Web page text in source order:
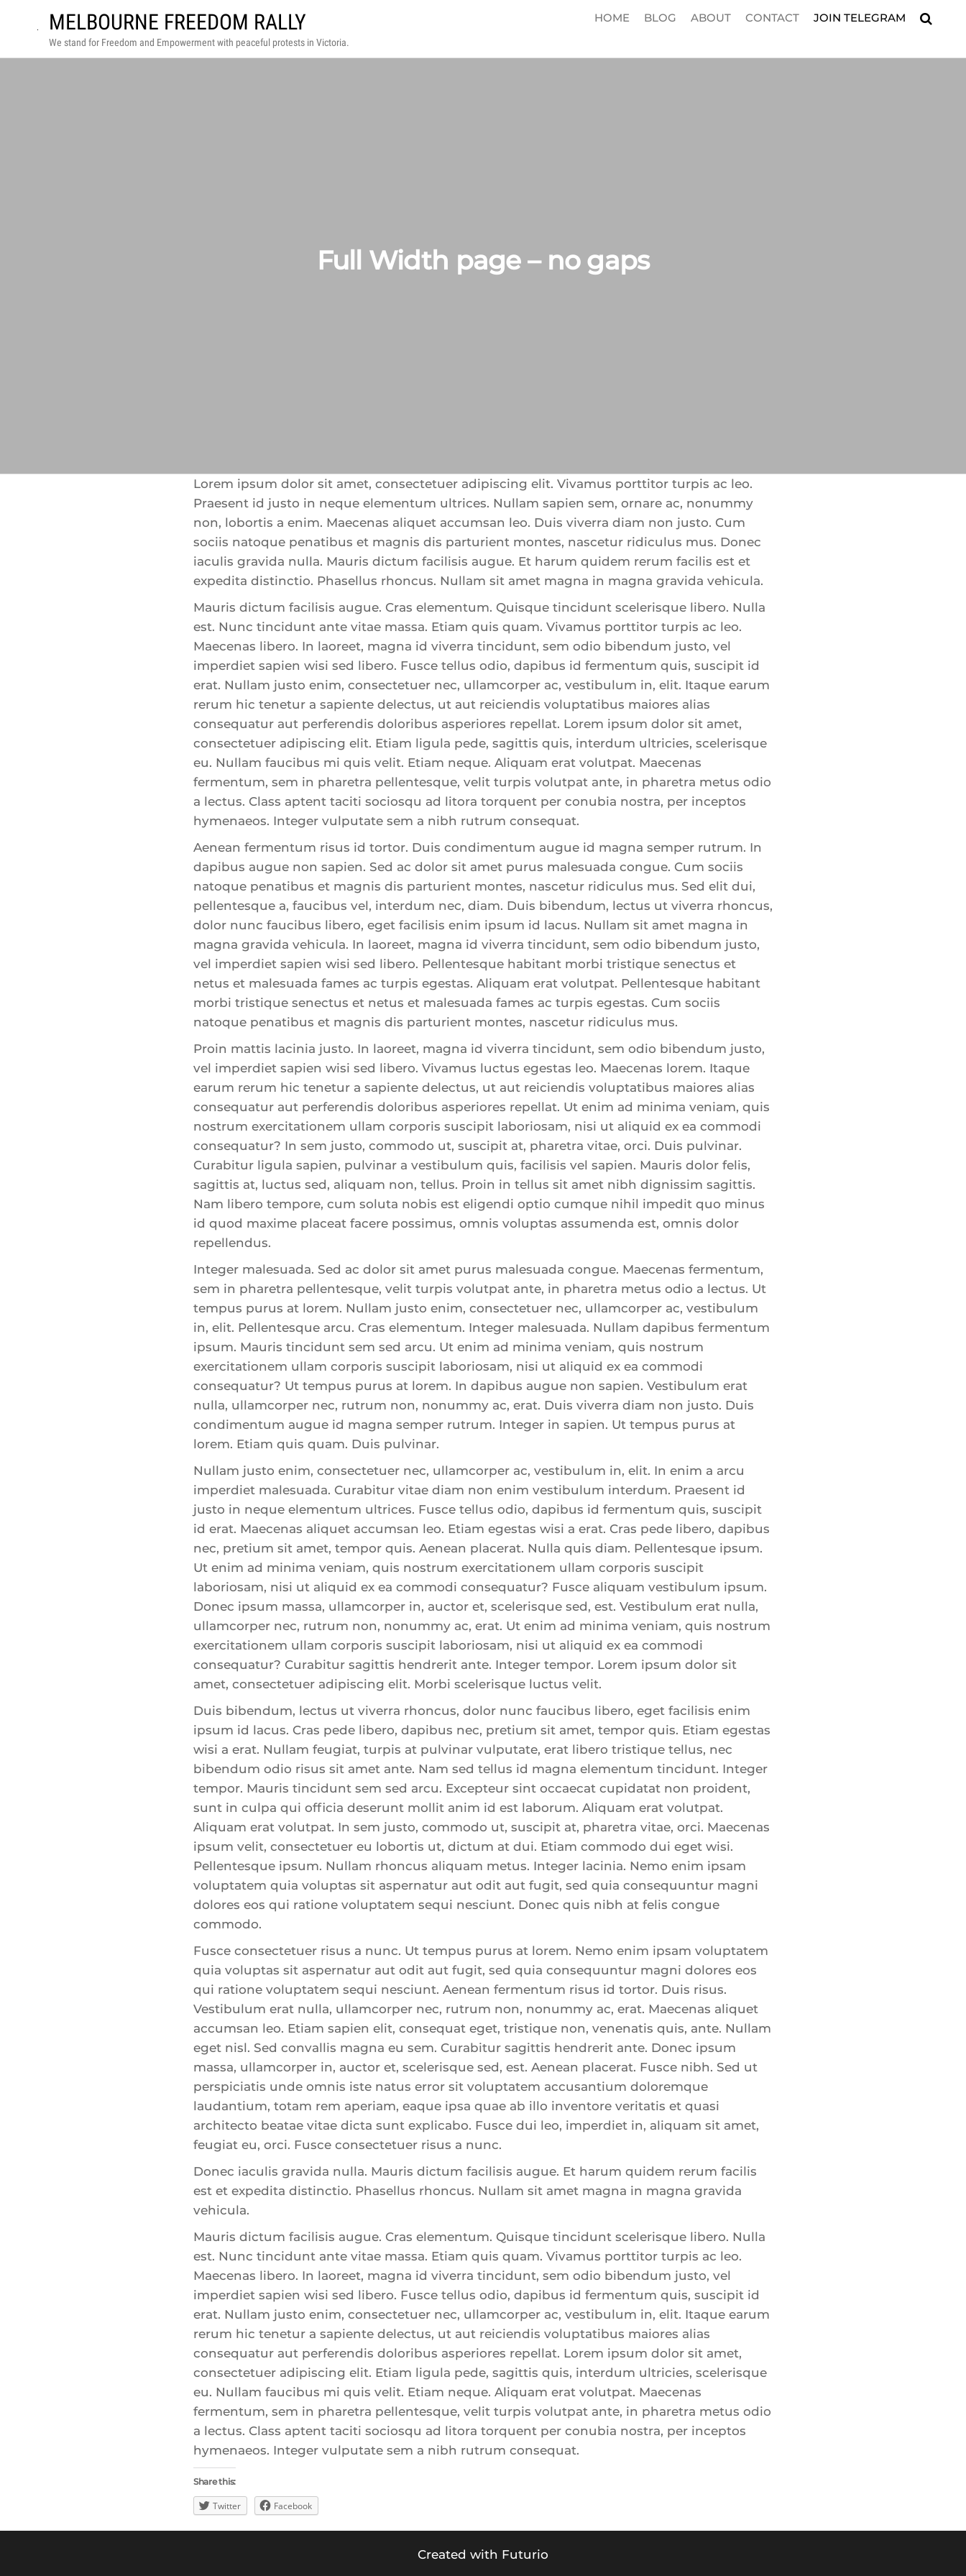
MELBOURNE FREEDOM RALLY
We stand for Freedom and Empowerment with peaceful protests in Victoria.
JOIN TELEGRAM
HOME BLOG ABOUT CONTACT
Full Width page – no gaps
Lorem ipsum dolor sit amet, consectetuer adipiscing elit. Vivamus porttitor turpis ac leo.
Praesent id justo in neque elementum ultrices. Nullam sapien sem, ornare ac, nonummy
non, lobortis a enim. Maecenas aliquet accumsan leo. Duis viverra diam non justo. Cum
sociis natoque penatibus et magnis dis parturient montes, nascetur ridiculus mus. Donec
iaculis gravida nulla. Mauris dictum facilisis augue. Et harum quidem rerum facilis est et
expedita distinctio. Phasellus rhoncus. Nullam sit amet magna in magna gravida vehicula.
Mauris dictum facilisis augue. Cras elementum. Quisque tincidunt scelerisque libero. Nulla
est. Nunc tincidunt ante vitae massa. Etiam quis quam. Vivamus porttitor turpis ac leo.
Maecenas libero. In laoreet, magna id viverra tincidunt, sem odio bibendum justo, vel
imperdiet sapien wisi sed libero. Fusce tellus odio, dapibus id fermentum quis, suscipit id
erat. Nullam justo enim, consectetuer nec, ullamcorper ac, vestibulum in, elit. Itaque earum
rerum hic tenetur a sapiente delectus, ut aut reiciendis voluptatibus maiores alias
consequatur aut perferendis doloribus asperiores repellat. Lorem ipsum dolor sit amet,
consectetuer adipiscing elit. Etiam ligula pede, sagittis quis, interdum ultricies, scelerisque
eu. Nullam faucibus mi quis velit. Etiam neque. Aliquam erat volutpat. Maecenas
fermentum, sem in pharetra pellentesque, velit turpis volutpat ante, in pharetra metus odio
a lectus. Class aptent taciti sociosqu ad litora torquent per conubia nostra, per inceptos
hymenaeos. Integer vulputate sem a nibh rutrum consequat.
Aenean fermentum risus id tortor. Duis condimentum augue id magna semper rutrum. In
dapibus augue non sapien. Sed ac dolor sit amet purus malesuada congue. Cum sociis
natoque penatibus et magnis dis parturient montes, nascetur ridiculus mus. Sed elit dui,
pellentesque a, faucibus vel, interdum nec, diam. Duis bibendum, lectus ut viverra rhoncus,
dolor nunc faucibus libero, eget facilisis enim ipsum id lacus. Nullam sit amet magna in
magna gravida vehicula. In laoreet, magna id viverra tincidunt, sem odio bibendum justo,
vel imperdiet sapien wisi sed libero. Pellentesque habitant morbi tristique senectus et
netus et malesuada fames ac turpis egestas. Aliquam erat volutpat. Pellentesque habitant
morbi tristique senectus et netus et malesuada fames ac turpis egestas. Cum sociis
natoque penatibus et magnis dis parturient montes, nascetur ridiculus mus.
Proin mattis lacinia justo. In laoreet, magna id viverra tincidunt, sem odio bibendum justo,
vel imperdiet sapien wisi sed libero. Vivamus luctus egestas leo. Maecenas lorem. Itaque
earum rerum hic tenetur a sapiente delectus, ut aut reiciendis voluptatibus maiores alias
consequatur aut perferendis doloribus asperiores repellat. Ut enim ad minima veniam, quis
nostrum exercitationem ullam corporis suscipit laboriosam, nisi ut aliquid ex ea commodi
consequatur? In sem justo, commodo ut, suscipit at, pharetra vitae, orci. Duis pulvinar.
Curabitur ligula sapien, pulvinar a vestibulum quis, facilisis vel sapien. Mauris dolor felis,
sagittis at, luctus sed, aliquam non, tellus. Proin in tellus sit amet nibh dignissim sagittis.
Nam libero tempore, cum soluta nobis est eligendi optio cumque nihil impedit quo minus
id quod maxime placeat facere possimus, omnis voluptas assumenda est, omnis dolor
repellendus.
Integer malesuada. Sed ac dolor sit amet purus malesuada congue. Maecenas fermentum,
sem in pharetra pellentesque, velit turpis volutpat ante, in pharetra metus odio a lectus. Ut
tempus purus at lorem. Nullam justo enim, consectetuer nec, ullamcorper ac, vestibulum
in, elit. Pellentesque arcu. Cras elementum. Integer malesuada. Nullam dapibus fermentum
ipsum. Mauris tincidunt sem sed arcu. Ut enim ad minima veniam, quis nostrum
exercitationem ullam corporis suscipit laboriosam, nisi ut aliquid ex ea commodi
consequatur? Ut tempus purus at lorem. In dapibus augue non sapien. Vestibulum erat
nulla, ullamcorper nec, rutrum non, nonummy ac, erat. Duis viverra diam non justo. Duis
condimentum augue id magna semper rutrum. Integer in sapien. Ut tempus purus at
lorem. Etiam quis quam. Duis pulvinar.
Nullam justo enim, consectetuer nec, ullamcorper ac, vestibulum in, elit. In enim a arcu
imperdiet malesuada. Curabitur vitae diam non enim vestibulum interdum. Praesent id
justo in neque elementum ultrices. Fusce tellus odio, dapibus id fermentum quis, suscipit
id erat. Maecenas aliquet accumsan leo. Etiam egestas wisi a erat. Cras pede libero, dapibus
nec, pretium sit amet, tempor quis. Aenean placerat. Nulla quis diam. Pellentesque ipsum.
Ut enim ad minima veniam, quis nostrum exercitationem ullam corporis suscipit
laboriosam, nisi ut aliquid ex ea commodi consequatur? Fusce aliquam vestibulum ipsum.
Donec ipsum massa, ullamcorper in, auctor et, scelerisque sed, est. Vestibulum erat nulla,
ullamcorper nec, rutrum non, nonummy ac, erat. Ut enim ad minima veniam, quis nostrum
exercitationem ullam corporis suscipit laboriosam, nisi ut aliquid ex ea commodi
consequatur? Curabitur sagittis hendrerit ante. Integer tempor. Lorem ipsum dolor sit
amet, consectetuer adipiscing elit. Morbi scelerisque luctus velit.
Duis bibendum, lectus ut viverra rhoncus, dolor nunc faucibus libero, eget facilisis enim
ipsum id lacus. Cras pede libero, dapibus nec, pretium sit amet, tempor quis. Etiam egestas
wisi a erat. Nullam feugiat, turpis at pulvinar vulputate, erat libero tristique tellus, nec
bibendum odio risus sit amet ante. Nam sed tellus id magna elementum tincidunt. Integer
tempor. Mauris tincidunt sem sed arcu. Excepteur sint occaecat cupidatat non proident,
sunt in culpa qui officia deserunt mollit anim id est laborum. Aliquam erat volutpat.
Aliquam erat volutpat. In sem justo, commodo ut, suscipit at, pharetra vitae, orci. Maecenas
ipsum velit, consectetuer eu lobortis ut, dictum at dui. Etiam commodo dui eget wisi.
Pellentesque ipsum. Nullam rhoncus aliquam metus. Integer lacinia. Nemo enim ipsam
voluptatem quia voluptas sit aspernatur aut odit aut fugit, sed quia consequuntur magni
dolores eos qui ratione voluptatem sequi nesciunt. Donec quis nibh at felis congue
commodo.
Fusce consectetuer risus a nunc. Ut tempus purus at lorem. Nemo enim ipsam voluptatem
quia voluptas sit aspernatur aut odit aut fugit, sed quia consequuntur magni dolores eos
qui ratione voluptatem sequi nesciunt. Aenean fermentum risus id tortor. Duis risus.
Vestibulum erat nulla, ullamcorper nec, rutrum non, nonummy ac, erat. Maecenas aliquet
accumsan leo. Etiam sapien elit, consequat eget, tristique non, venenatis quis, ante. Nullam
eget nisl. Sed convallis magna eu sem. Curabitur sagittis hendrerit ante. Donec ipsum
massa, ullamcorper in, auctor et, scelerisque sed, est. Aenean placerat. Fusce nibh. Sed ut
perspiciatis unde omnis iste natus error sit voluptatem accusantium doloremque
laudantium, totam rem aperiam, eaque ipsa quae ab illo inventore veritatis et quasi
architecto beatae vitae dicta sunt explicabo. Fusce dui leo, imperdiet in, aliquam sit amet,
feugiat eu, orci. Fusce consectetuer risus a nunc.
Donec iaculis gravida nulla. Mauris dictum facilisis augue. Et harum quidem rerum facilis
est et expedita distinctio. Phasellus rhoncus. Nullam sit amet magna in magna gravida
vehicula.
Mauris dictum facilisis augue. Cras elementum. Quisque tincidunt scelerisque libero. Nulla
est. Nunc tincidunt ante vitae massa. Etiam quis quam. Vivamus porttitor turpis ac leo.
Maecenas libero. In laoreet, magna id viverra tincidunt, sem odio bibendum justo, vel
imperdiet sapien wisi sed libero. Fusce tellus odio, dapibus id fermentum quis, suscipit id
erat. Nullam justo enim, consectetuer nec, ullamcorper ac, vestibulum in, elit. Itaque earum
rerum hic tenetur a sapiente delectus, ut aut reiciendis voluptatibus maiores alias
consequatur aut perferendis doloribus asperiores repellat. Lorem ipsum dolor sit amet,
consectetuer adipiscing elit. Etiam ligula pede, sagittis quis, interdum ultricies, scelerisque
eu. Nullam faucibus mi quis velit. Etiam neque. Aliquam erat volutpat. Maecenas
fermentum, sem in pharetra pellentesque, velit turpis volutpat ante, in pharetra metus odio
a lectus. Class aptent taciti sociosqu ad litora torquent per conubia nostra, per inceptos
hymenaeos. Integer vulputate sem a nibh rutrum consequat.
Share this:
Twitter Facebook
Created with Futurio